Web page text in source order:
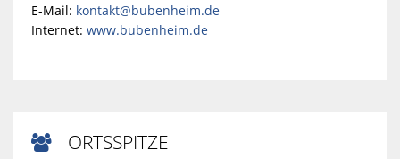
E-Mail: kontakt@bubenheim.de
Internet: www.bubenheim.de
 ORTSSPITZE